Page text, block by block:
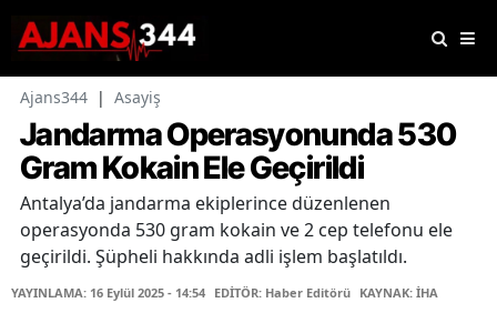
Ajans344 | Asayiş
Jandarma Operasyonunda 530
Gram Kokain Ele Geçirildi
Antalya’da jandarma ekiplerince düzenlenen
operasyonda 530 gram kokain ve 2 cep telefonu ele
geçirildi. Şüpheli hakkında adli işlem başlatıldı.
YAYINLAMA: 16 Eylül 2025 - 14:54 EDİTÖR: Haber Editörü KAYNAK: İHA